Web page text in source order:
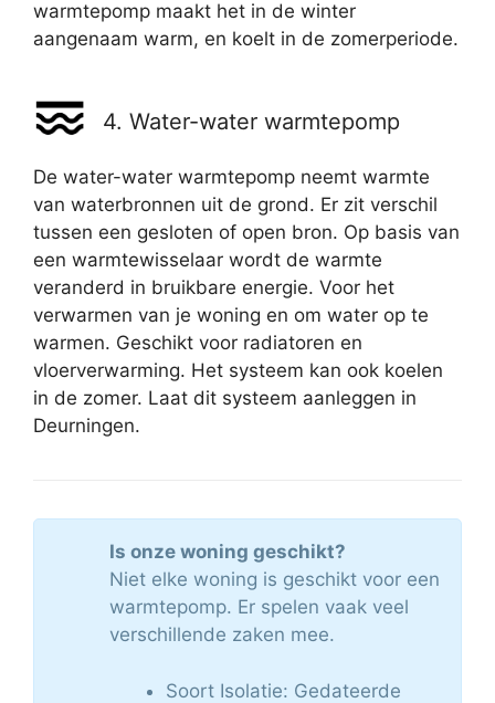
warmtepomp maakt het in de winter
aangenaam warm, en koelt in de zomerperiode.
4. Water-water warmtepomp
De water-water warmtepomp neemt warmte
van waterbronnen uit de grond. Er zit verschil
tussen een gesloten of open bron. Op basis van
een warmtewisselaar wordt de warmte
veranderd in bruikbare energie. Voor het
verwarmen van je woning en om water op te
warmen. Geschikt voor radiatoren en
vloerverwarming. Het systeem kan ook koelen
in de zomer. Laat dit systeem aanleggen in
Deurningen.
Is onze woning geschikt?
Niet elke woning is geschikt voor een
warmtepomp. Er spelen vaak veel
verschillende zaken mee.
Soort Isolatie: Gedateerde